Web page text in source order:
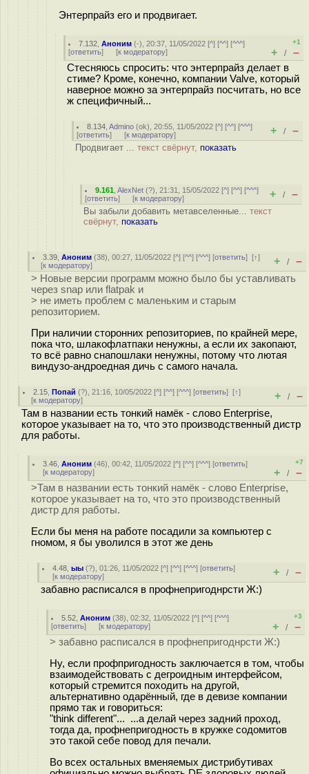
Энтерпрайз его и продвигает.
7.132 ,Аноним (-), 20:37, 11/05/2022 [^] [^^] [^^^]
[ответить] [к модератору]
+1
+ / –
Стесняюсь спросить: что энтерпрайз делает в
стиме? Кроме, конечно, компании Valve, который
наверное можно за энтерпрайз посчитать, но все
ж специфичный...
8.134 ,Admino (ok), 20:55, 11/05/2022 [^] [^^] [^^^]
[ответить] [к модератору] + / –
Продвигает ... текст свёрнут, показать
9.161 ,AlexNet (?), 21:31, 15/05/2022 [^] [^^] [^^^]
[ответить] [к модератору] + / –
Вы забыли добавить метавселенные... текст
свёрнут, показать
3.39 ,Аноним (38), 00:27, 11/05/2022 [^] [^^] [^^^] [ответить][↑]
[к модератору] + / –
> Новые версии программ можно было бы уставливать
через snap или flatpak и
> не иметь проблем с маленьким и старым
репозиторием.
При наличии сторонних репозиториев, по крайней мере,
пока что, шлакофлатпаки ненужны, а если их закопают,
то всё равно снапошлаки ненужны, потому что лютая
виндузо-андроедная дичь с самого начала.
2.15 ,Попай (?), 21:16, 10/05/2022 [^] [^^] [^^^] [ответить][↑]
[к модератору] + / –
Там в названии есть тонкий намёк - слово Enterprise,
которое указывает на то, что это производственный дистр
для работы.
3.46 ,Аноним (46), 00:42, 11/05/2022 [^] [^^] [^^^] [ответить]
[к модератору]
+7
+ / –
>Там в названии есть тонкий намёк - слово Enterprise,
которое указывает на то, что это производственный
дистр для работы.
Если бы меня на работе посадили за компьютер с
гномом, я бы уволился в этот же день
4.48 ,ыы (?), 01:26, 11/05/2022 [^] [^^] [^^^] [ответить]
[к модератору] + / –
забавно расписался в профнепригоднрсти Ж:)
5.52 ,Аноним (38), 02:32, 11/05/2022 [^] [^^] [^^^]
[ответить] [к модератору]
+3
+ / –
> забавно расписался в профнепригоднрсти Ж:)
Ну, если профпригодность заключается в том, чтобы
взаимодействовать с дегроидным интерфейсом,
который стремится походить на другой,
альтернативно одарённый, где в девизе компании
прямо так и говориться:
"think different"... ...а делай через задний проход,
тогда да, профнепригодность в кружке содомитов
это такой себе повод для печали.
Во всех остальных вменяемых дистрибутивах